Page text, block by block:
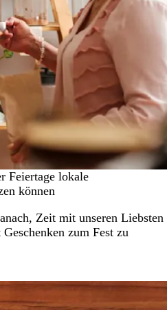
Feiertage lokale
können
Zeit mit unseren Liebsten
zum Fest zu